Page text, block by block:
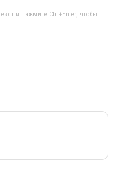
и нажмите Ctrl+Enter, чтобы